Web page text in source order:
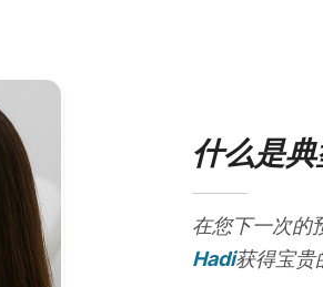
什么是
在您下一次的
Hadi获得宝贵